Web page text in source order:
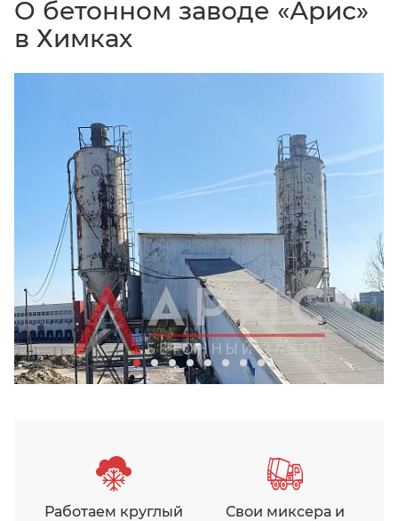
О бетонном заводе «Арис»
в Химках
Бетонный завод Арис в
Работаем круглый
Свои миксера и